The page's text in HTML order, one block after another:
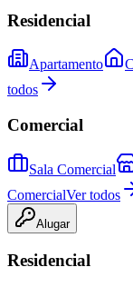
Residencial
Apartamento
todos
Comercial
Sala Comercial
ComercialVer todos
Alugar
Residencial